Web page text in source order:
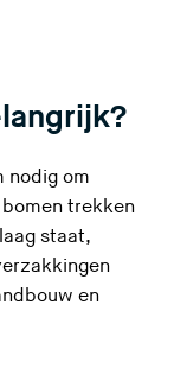
nodig om
trekken
staat,
en